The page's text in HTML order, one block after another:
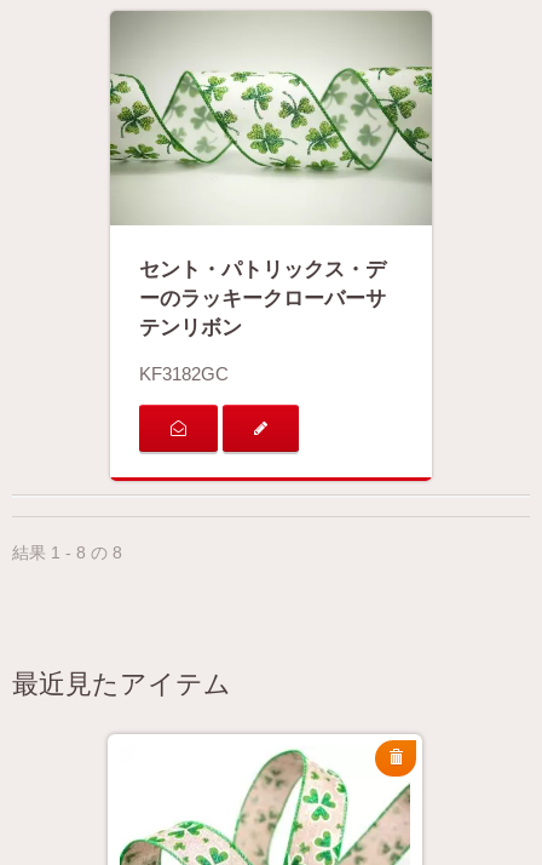
セント・パトリックス・デ
ーのラッキークローバーサ
テンリボン
KF3182GC
結果 1 - 8 の 8
最近見たアイテム